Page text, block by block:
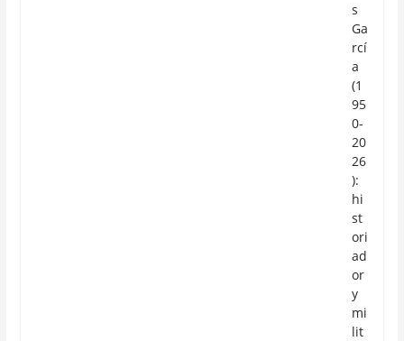
s
Ga
rcí
a
(1
95
0-
20
26
):
hi
st
ori
ad
or
y
mi
lit